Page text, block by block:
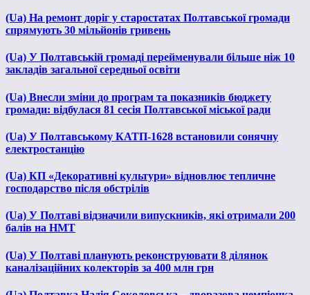
(Ua) На ремонт доріг у старостатах Полтавської громади
спрямують 30 мільйонів гривень
(Ua) У Полтавській громаді перейменували більше ніж 10
закладів загальної середньої освіти
(Ua) Внесли зміни до програм та показників бюджету
громади: відбулася 81 сесія Полтавської міської ради
(Ua) У Полтавському КАТП-1628 встановили сонячну
електростанцію
(Ua) КП «Декоративні культури» відновлює тепличне
господарство після обстрілів
(Ua) У Полтаві відзначили випускників, які отримали 200
балів на НМТ
(Ua) У Полтаві планують реконструювати 8 ділянок
каналізаційних колекторів за 400 млн грн